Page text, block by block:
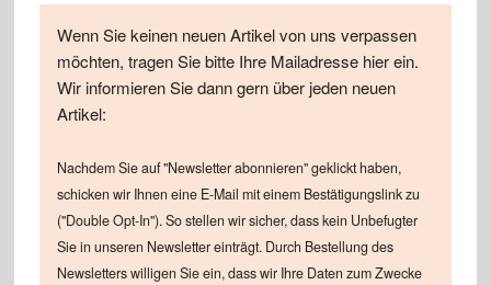
Wenn Sie keinen neuen Artikel von uns verpassen
möchten, tragen Sie bitte Ihre Mailadresse hier ein.
Wir informieren Sie dann gern über jeden neuen
Artikel:
Nachdem Sie auf "Newsletter abonnieren" geklickt haben,
schicken wir Ihnen eine E-Mail mit einem Bestätigungslink zu
("Double Opt-In"). So stellen wir sicher, dass kein Unbefugter
Sie in unseren Newsletter einträgt. Durch Bestellung des
Newsletters willigen Sie ein, dass wir Ihre Daten zum Zwecke